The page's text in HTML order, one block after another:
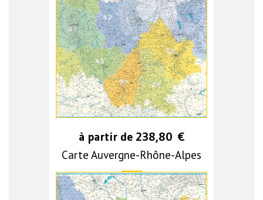
à partir de 238,80 €
Carte Auvergne-Rhône-Alpes